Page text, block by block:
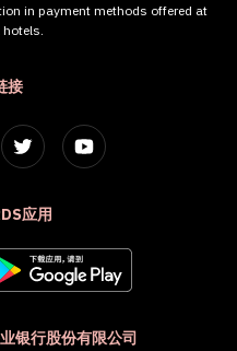
接
应用
银行股份有限公司
in payment methods offered at